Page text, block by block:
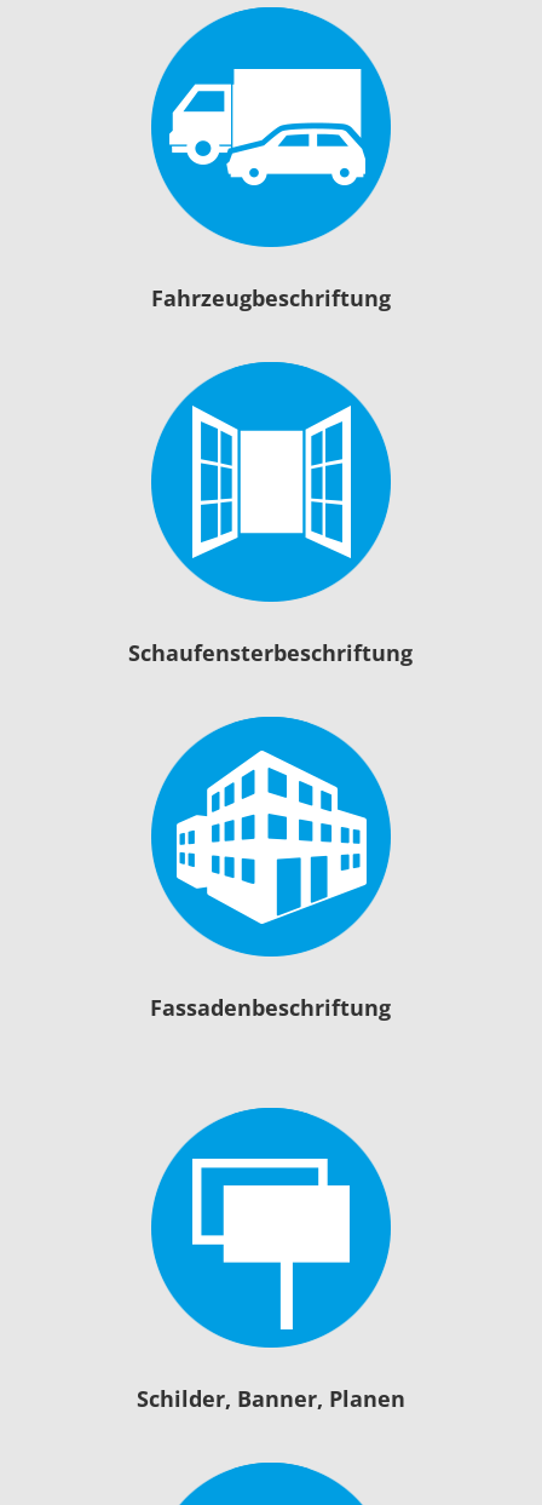
Fahrzeugbeschriftung
Schaufensterbeschriftung
Fassadenbeschriftung
Schilder, Banner, Planen